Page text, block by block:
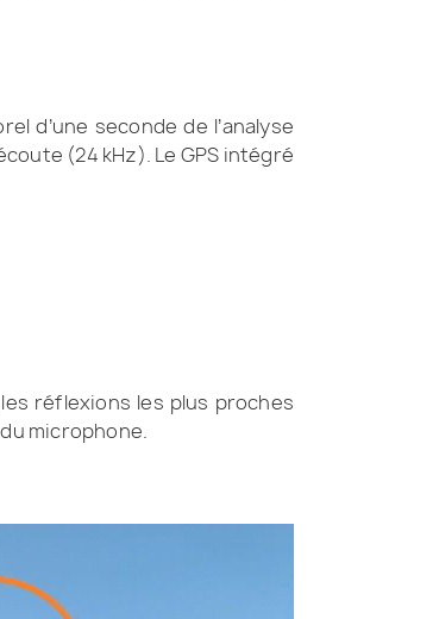
d’une seconde de l’analyse
(24 kHz). Le GPS intégré
réflexions les plus proches
microphone.